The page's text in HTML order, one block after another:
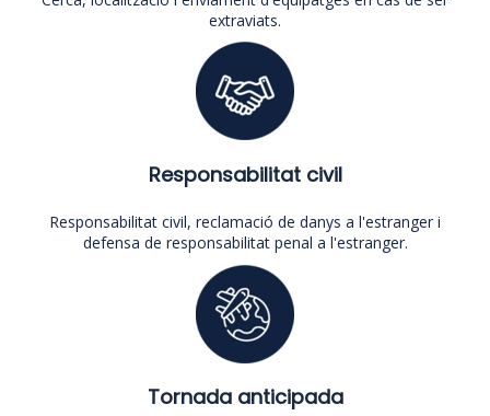
extraviats.
Responsabilitat civil
Responsabilitat civil, reclamació de danys a l'estranger i
defensa de responsabilitat penal a l'estranger.
Tornada anticipada